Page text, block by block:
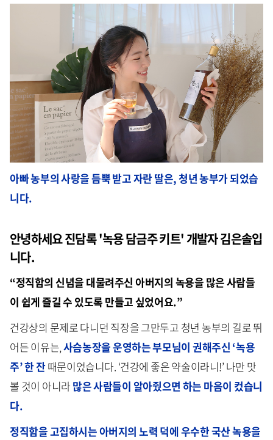
아빠 농부의 사랑을 듬뿍 받고 자란 딸은, 청년 농부가 되었습
니다.
안녕하세요 진담록 '녹용 담금주 키트' 개발자 김은솔입
니다.
“정직함의 신념을 대물려주신 아버지의 녹용을 많은 사람들
이 쉽게 즐길 수 있도록 만들고 싶었어요.”
건강상의 문제로 다니던 직장을 그만두고 청년 농부의 길로 뛰
어든 이유는,사슴농장을 운영하는 부모님이 권해주신 ‘녹용
주’ 한 잔때문이었습니다. ‘건강에 좋은 약술이라니!’ 나만 맛
볼 것이 아니라 많은 사람들이 알아줬으면 하는 마음이 컸습니
다.
정직함을 고집하시는 아버지의 노력 덕에 우수한 국산 녹용을